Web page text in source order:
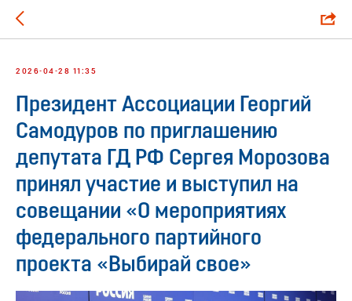
2026-04-28 11:35
Президент Ассоциации Георгий
Самодуров по приглашению
депутата ГД РФ Сергея Морозова
принял участие и выступил на
совещании «О мероприятиях
федерального партийного
проекта «Выбирай свое»